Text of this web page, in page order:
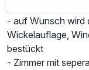
- auf Wunsch wird
Wickelauflage,
bestückt
- Zimmer mit